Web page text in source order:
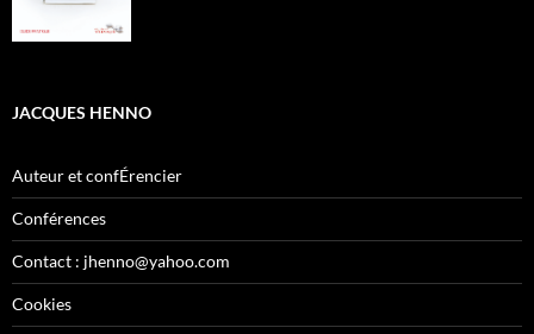
JACQUES HENNO
Auteur et confÉrencier
Conférences
Contact : jhenno@yahoo.com
Cookies